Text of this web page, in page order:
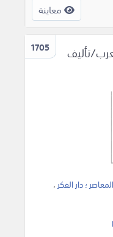
معاينة
1705
تأليف
؛ دار الفكر ،